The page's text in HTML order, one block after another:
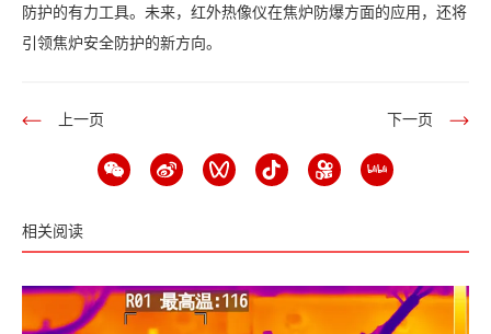
防护的有力工具。未来，红外热像仪在焦炉防爆方面的应用，还将
引领焦炉安全防护的新方向。
上一页 下一页
相关阅读